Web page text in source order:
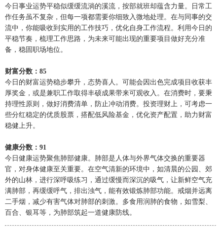
今日事业运势平稳似缓缓流淌的溪流，按部就班却蕴含力量。日常工
作任务虽不复杂，但每一项都需要你细致入微地处理。在与同事的交
流中，你能吸收到实用的工作技巧，优化自身工作流程。利用今日的
平稳节奏，梳理工作思路，为未来可能出现的重要项目做好充分准
备，稳固职场地位。
财富分数：85
今日的财富运势稳步攀升，态势喜人。可能会因出色完成项目收获丰
厚奖金，或是兼职工作取得丰硕成果带来可观收入。在消费时，要秉
持理性原则，做好消费清单，防止冲动消费。投资理财上，可考虑一
些分红稳定的优质股票，搭配低风险基金，优化资产配置，助力财富
稳健上升。
健康分数：91
今日健康运势聚焦肺部健康。肺部是人体与外界气体交换的重要器
官，对身体健康至关重要。在空气清新的环境中，如清晨的公园、郊
外的山林，进行深呼吸练习，通过缓慢而深沉的吸气，让新鲜空气充
满肺部，再缓缓呼气，排出浊气，能有效锻炼肺部功能。戒烟并远离
二手烟，减少有害气体对肺部的刺激。多食用润肺的食物，如雪梨、
百合、银耳等，为肺部筑起一道健康防线。